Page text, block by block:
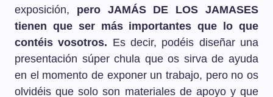
exposición, pero JAMÁS DE LOS JAMASES
tienen que ser más importantes que lo que
contéis vosotros. Es decir, podéis diseñar una
presentación súper chula que os sirva de ayuda
en el momento de exponer un trabajo, pero no os
olvidéis que solo son materiales de apoyo y que